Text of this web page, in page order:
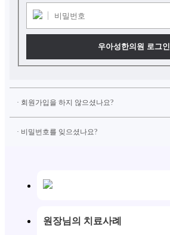
우아성한의원 로그인
· 회원가입을 하지 않으셨나요?
· 비밀번호를 잊으셨나요?
원장님의 치료사례